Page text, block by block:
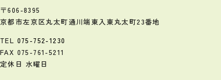
〒606-8395
京都市左京区丸太町通川端東入 東丸太町23番地
TEL 075-752-1230
FAX 075-761-5211
定休日 水曜日